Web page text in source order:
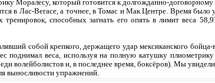
Моралесу, который готовится к долгожданно-
в Лас-Вегасе, а точнее, в Томас и Мак Центре. Время было
способных загнать его опять в лимит веса
собой крепкого, держащего удар мексиканского бойца-
поднимал веса, используя на полную катушку
волейболистов и, в последнее время, боксёров). Мы
выносливости упражнений.